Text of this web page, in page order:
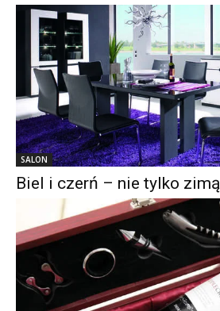
SALON
Biel i czerń – nie tylko zimą